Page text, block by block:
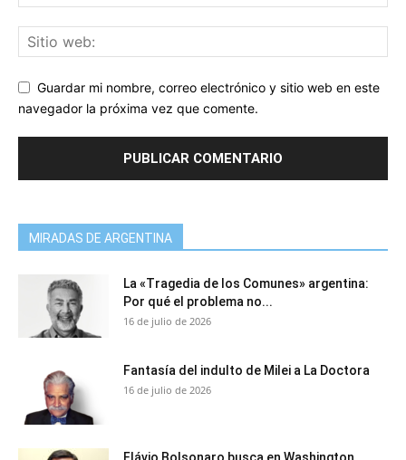
Guardar mi nombre, correo electrónico y sitio web en este
navegador la próxima vez que comente.
MIRADAS DE ARGENTINA
La «Tragedia de los Comunes» argentina:
Por qué el problema no...
16 de julio de 2026
Fantasía del indulto de Milei a La Doctora
16 de julio de 2026
Flávio Bolsonaro busca en Washington